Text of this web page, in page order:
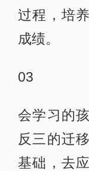
过程，培
成绩。
03
会学习的
反三的迁
基础，去